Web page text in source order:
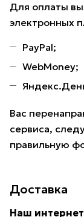
Для оплаты
электронных
PayPal;
WebMoney;
Вас
сервиса,
правильную
Доставка
Наш